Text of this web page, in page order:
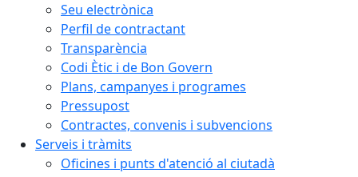
Seu electrònica
Perfil de contractant
Transparència
Codi Ètic i de Bon Govern
Plans, campanyes i programes
Pressupost
Contractes, convenis i subvencions
Serveis i tràmits
Oficines i punts d'atenció al ciutadà